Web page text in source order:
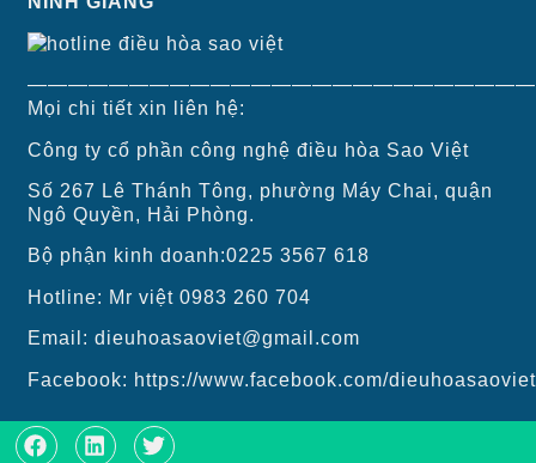
Mọi chi tiết xin liên hệ:
Công ty cổ phần công nghệ điều hòa Sao Việt
Số 267 Lê Thánh Tông, phường Máy Chai, quận
Ngô Quyền, Hải Phòng.
Bộ phận kinh doanh:0225 3567 618
Hotline: Mr việt 0983 260 704
Email: dieuhoasaoviet@gmail.com
Facebook: https://www.facebook.com/